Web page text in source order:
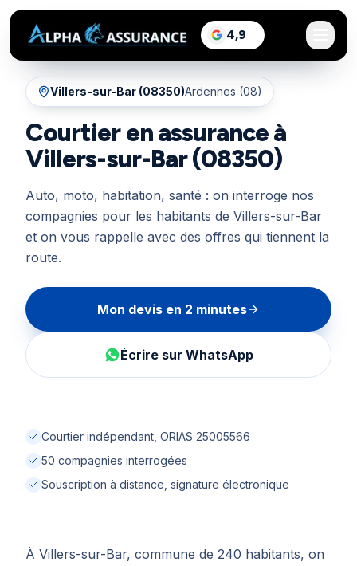
4,9
sur Google, voir les
Villers-sur-Bar (08350)Ardennes (08)
Courtier en assurance à
Villers-sur-Bar (08350)
Auto, moto, habitation, santé : on interroge nos
compagnies pour les habitants de Villers-sur-Bar
et on vous rappelle avec des offres qui tiennent la
route.
Mon devis en 2 minutes
Écrire sur WhatsApp
Courtier indépendant, ORIAS 25005566
50 compagnies interrogées
Souscription à distance, signature électronique
À Villers-sur-Bar, commune de 240 habitants, on